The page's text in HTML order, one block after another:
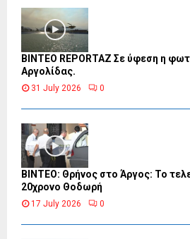
BINTEO REPORTAZ Σε ύφεση η
Αργολίδας.
31 July 2026 0
ΒΙΝΤΕΟ: Θρήνος στο Άργος: Το
20χρονο Θοδωρή
17 July 2026 0